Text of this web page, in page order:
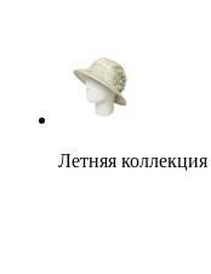
Летняя коллекция